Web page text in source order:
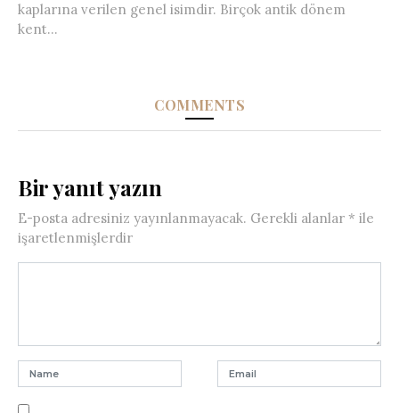
kaplarına verilen genel isimdir. Birçok antik dönem
kent...
COMMENTS
Bir yanıt yazın
E-posta adresiniz yayınlanmayacak. Gerekli alanlar * ile
işaretlenmişlerdir